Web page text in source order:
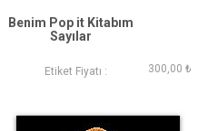
Benim Pop it Kitabım
Sayılar
Etiket Fiyatı : 300,00 ₺